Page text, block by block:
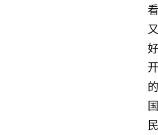
看
又
好
开
的
国
民